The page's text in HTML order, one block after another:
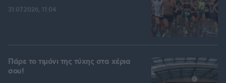
31.07.2026, 11:04
Πάρε το τιμόνι της τύχης στα χέρια
σου!